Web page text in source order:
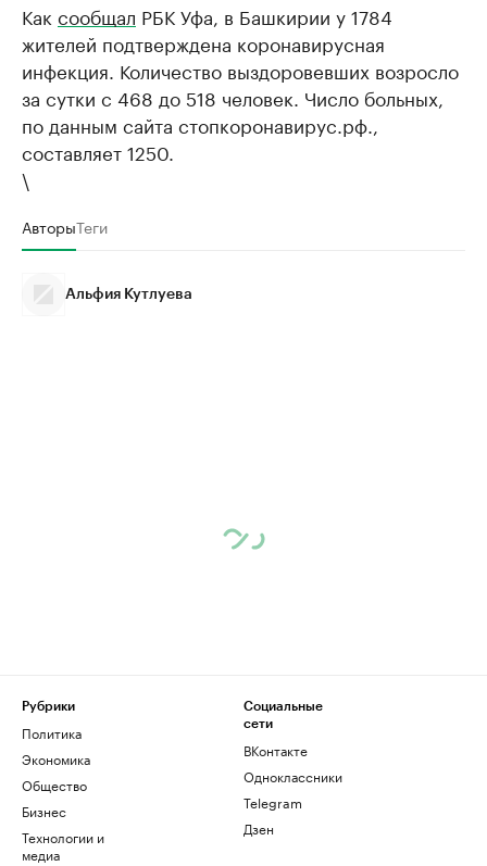
Как сообщал РБК Уфа, в Башкирии у 1784
жителей подтверждена коронавирусная
инфекция. Количество выздоровевших возросло
за сутки с 468 до 518 человек. Число больных,
по данным сайта стопкоронавирус.рф.,
составляет 1250.
\
АвторыТеги
Альфия Кутлуева
Рубрики
Политика
Экономика
Общество
Бизнес
Технологии и
медиа
Социальные
сети
ВКонтакте
Одноклассники
Telegram
Дзен